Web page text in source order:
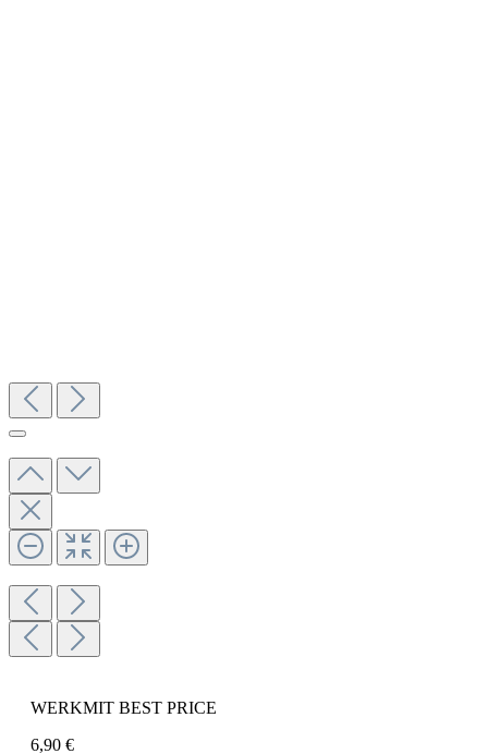
WERKMIT BEST PRICE
6,90 €